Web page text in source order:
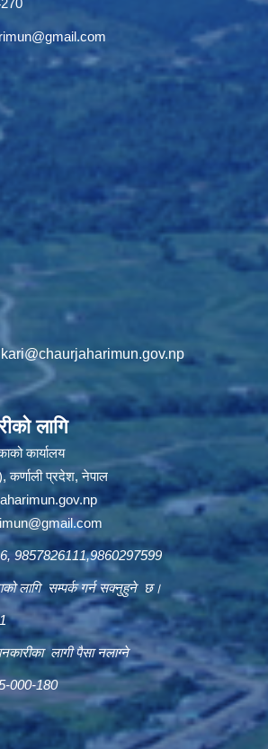
gmail.com
लागि
कार्यालय
कर्णाली प्रदेश, नेपाल
gmail.com
9857826111,9860297599
लागि सम्पर्क गर्न सक्नुहुने छ।
लागी पैसा नलाग्ने
000-180